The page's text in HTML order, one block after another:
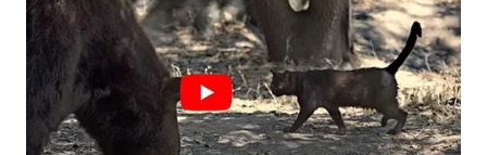
WN
SOLO
WN
BOROBUDUR